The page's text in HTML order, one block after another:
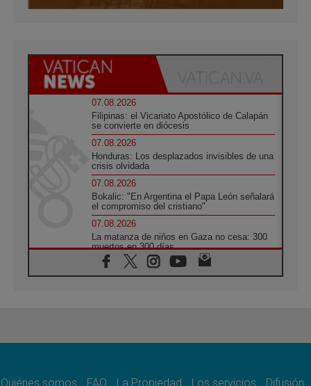
07.08.2026
Filipinas: el Vicariato Apostólico de Calapán
se convierte en diócesis
07.08.2026
Honduras: Los desplazados invisibles de una
crisis olvidada
07.08.2026
Bokalic: "En Argentina el Papa León señalará
el compromiso del cristiano"
07.08.2026
La matanza de niños en Gaza no cesa: 300
muertos en 300 días
07.08.2026
Tagle: La guerra desfigura el mundo, solo la
como misión al servicio del Evangelio
Quiénes somos FAQ La Propiedad Los servicios Difusión